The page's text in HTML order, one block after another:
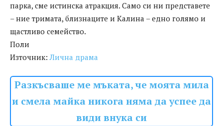
парка, сме истинска атракция. Само си ни представете
– ние тримата, близнаците и Калина – едно голямо и
щастливо семейство.
Поли
Източник:Лична драма
Разкъсваше ме мъката, че моята мила
и смела майка никога няма да успее да
види внука си